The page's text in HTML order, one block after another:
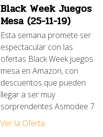
Black Week Juegos
Mesa (25-11-19)
Esta semana promete ser
espectacular con las
ofertas Black Week juegos
mesa en Amazon, con
descuentos que pueden
llegar a ser muy
sorprendentes Asmodee 7
Ver la Oferta